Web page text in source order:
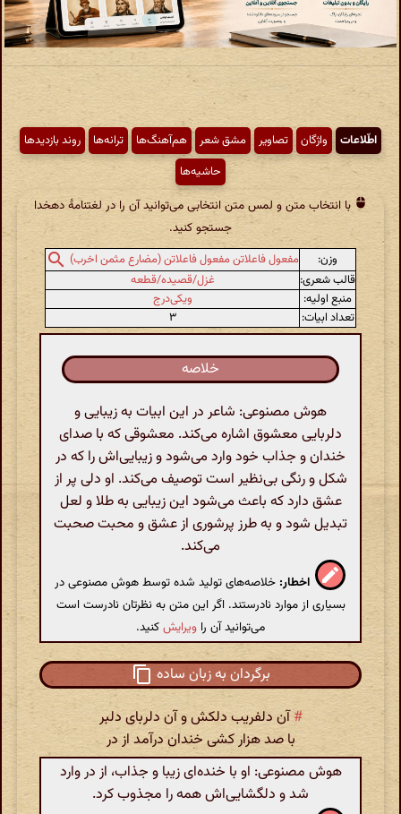
اطّلاعات واژگان تصاویر مشق شعر هم‌آهنگ‌ها ترانه‌ها
روند بازدیدها
حاشیه‌ها
با انتخاب متن و لمس متن انتخابی می‌توانید آن را در لغتنامهٔ دهخدا
جستجو کنید.
وزن:
مفعول فاعلاتن مفعول فاعلاتن (مضارع مثمن اخرب)
قالب شعری:
غزل/قصیده/قطعه
منبع اولیه:
ویکی‌درج
تعداد ابیات:
۳
خلاصه
هوش مصنوعی: شاعر در این ابیات به زیبایی و
دلربایی معشوق اشاره می‌کند. معشوقی که با صدای
خندان و جذاب خود وارد می‌شود و زیبایی‌اش را که در
شکل و رنگی بی‌نظیر است توصیف می‌کند. او دلی پر از
عشق دارد که باعث می‌شود این زیبایی به طلا و لعل
تبدیل شود و به طرز پرشوری از عشق و محبت صحبت
می‌کند.
اخطار: خلاصه‌های تولید شده توسط هوش مصنوعی در
بسیاری از موارد نادرستند. اگر این متن به نظرتان نادرست است
می‌توانید آن را ویرایشکنید.
برگردان به زبان ساده
#آن دلفریب دلکش و آن دلربای دلبر
با صد هزار کشی خندان درآمد از در
هوش مصنوعی: او با خنده‌ای زیبا و جذاب، از در وارد
شد و دلگشایی‌اش همه را مجذوب کرد.